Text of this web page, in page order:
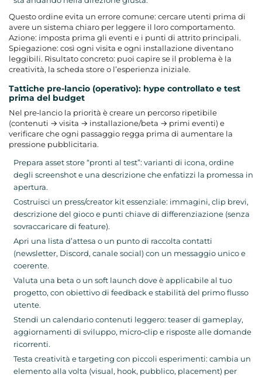
Questo ordine evita un errore comune: cercare utenti prima di
avere un sistema chiaro per leggere il loro comportamento.
Azione: imposta prima gli eventi e i punti di attrito principali.
Spiegazione: così ogni visita e ogni installazione diventano
leggibili. Risultato concreto: puoi capire se il problema è la
creatività, la scheda store o l’esperienza iniziale.
Tattiche pre-lancio (operativo): hype controllato e test
prima del budget
Nel pre‑lancio la priorità è creare un percorso ripetibile
(contenuti → visita → installazione/beta → primi eventi) e
verificare che ogni passaggio regga prima di aumentare la
pressione pubblicitaria.
Prepara asset store “pronti al test”: varianti di icona, ordine
degli screenshot e una descrizione che enfatizzi la promessa in
apertura.
Costruisci un press/creator kit essenziale: immagini, clip brevi,
descrizione del gioco e punti chiave di differenziazione (senza
sovraccaricare di feature).
Apri una lista d’attesa o un punto di raccolta contatti
(newsletter, Discord, canale social) con un messaggio unico e
coerente.
Valuta una beta o un soft launch dove è applicabile al tuo
progetto, con obiettivo di feedback e stabilità del primo flusso
utente.
Stendi un calendario contenuti leggero: teaser di gameplay,
aggiornamenti di sviluppo, micro‑clip e risposte alle domande
ricorrenti.
Testa creatività e targeting con piccoli esperimenti: cambia un
elemento alla volta (visual, hook, pubblico, placement) per